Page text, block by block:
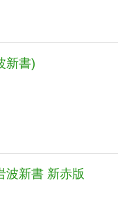
新書)
波新書 新赤版